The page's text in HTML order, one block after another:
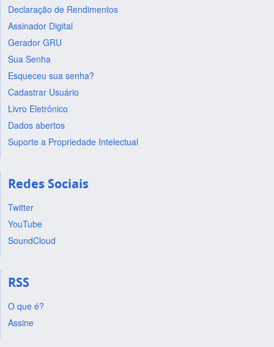
Declaração de Rendimentos
Assinador Digital
Gerador GRU
Sua Senha
Esqueceu sua senha?
Cadastrar Usuário
Livro Eletrônico
Dados abertos
Suporte a Propriedade Intelectual
Redes Sociais
Twitter
YouTube
SoundCloud
RSS
O que é?
Assine